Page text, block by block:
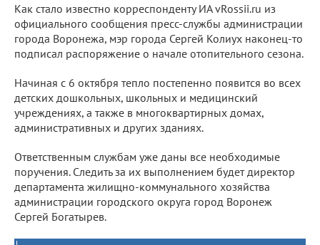
Как стало известно корреспонденту ИА vRossii.ru из
официального сообщения пресс-службы администрации
города Воронежа, мэр города Сергей Колиух наконец-то
подписал распоряжение о начале отопительного сезона.
Начиная с 6 октября тепло постепенно появится во всех
детских дошкольных, школьных и медицинский
учреждениях, а также в многоквартирных домах,
административных и других зданиях.
Ответственным службам уже даны все необходимые
поручения. Следить за их выполнением будет директор
департамента жилищно-коммунального хозяйства
администрации городского округа город Воронеж
Сергей Богатырев.